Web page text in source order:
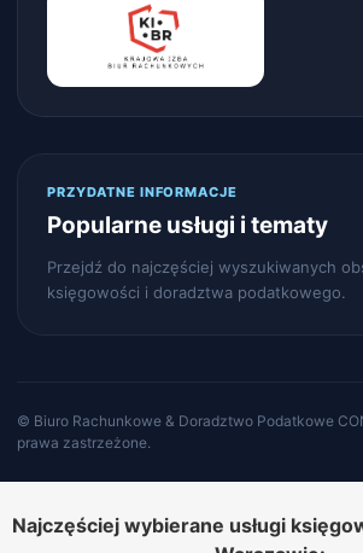
PRZYDATNE INFORMACJE
Popularne usługi i tematy
Przejdź do najczęściej wyszukiwanych
księgowości i doradztwa podatkowego.
© Biuro Rachunkowe & Doradztwo Podatkowe
prawa zastrzeżone.
Najczęściej wybierane usługi